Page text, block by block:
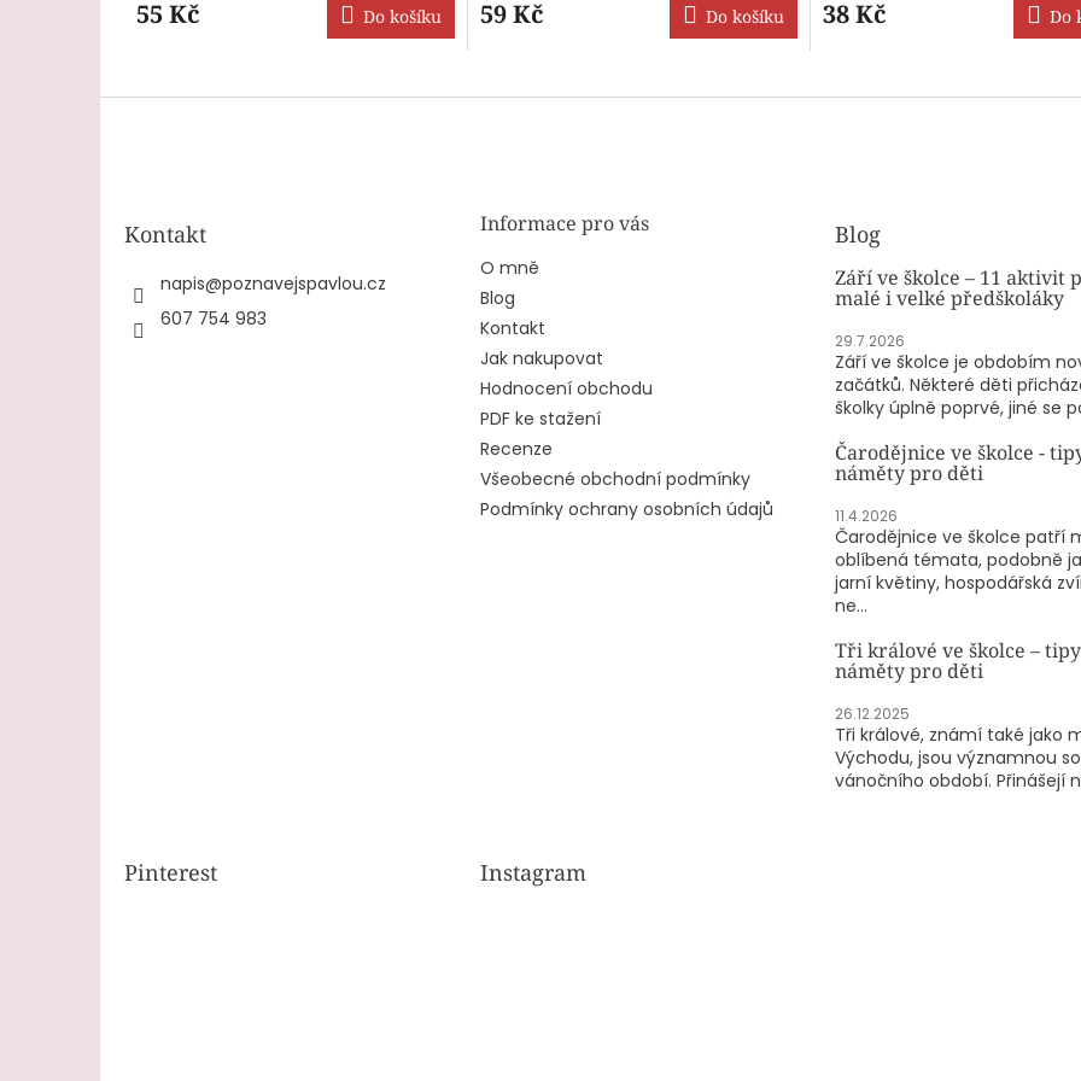
55 Kč Do košíku
produktu
je
5
59 Kč Do košíku
produktu
je
5
38 Kč Do
Kontakt
napis@poznavejspavlou.cz
607 754 983
Informace pro vás
O mně
Blog
Kontakt
Jak nakupovat
Hodnocení obchodu
PDF ke stažení
Recenze
Všeobecné obchodní podmínky
Podmínky ochrany osobních údajů
Blog
Září ve školce – 11 aktivit
malé i velké předškoláky
29.7.2026
Září ve školce je obdobím
začátků. Některé děti
školky úplně poprvé, jiné se
Čarodějnice ve školce -
náměty pro děti
11.4.2026
Čarodějnice ve školce patří
oblíbená témata, podobně
jarní květiny, hospodářská
ne...
Tři králové ve školce –
náměty pro děti
26.12.2025
Tři králové, známí také jako
Východu, jsou významnou
vánočního období. Přinášejí
Pinterest Instagram